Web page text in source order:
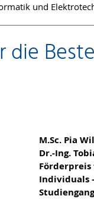
und
die
M.Sc. Pia
Dr.-Ing.
Individuals